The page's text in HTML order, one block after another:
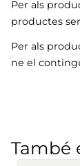
Per als
productes
Per als
ne el
També